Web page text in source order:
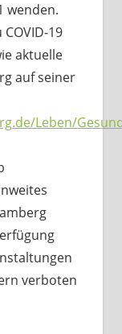
wenden.
19
aktuelle
auf seiner
Leben/
verboten